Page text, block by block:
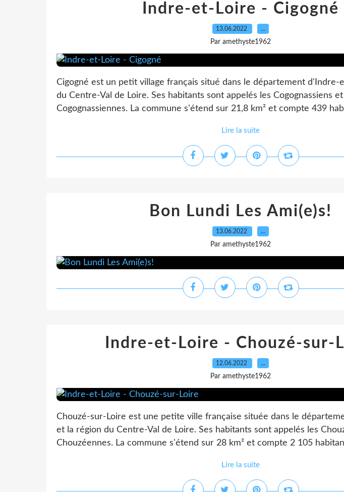
Indre-et-Loire - Cigogné
13.06.2022 …
Par amethyste1962
Cigogné est un petit village français situé dans le département d'Indre-
du Centre-Val de Loire. Ses habitants sont appelés les Cogognassiens
Cogognassiennes. La commune s'étend sur 21,8 km² et compte 439
Lire la suite
Bon Lundi Les Ami(e)s!
13.06.2022 …
Par amethyste1962
Indre-et-Loire - Chouzé-sur-
12.06.2022 …
Par amethyste1962
Chouzé-sur-Loire est une petite ville française située dans le
et la région du Centre-Val de Loire. Ses habitants sont appelés les
Chouzéennes. La commune s'étend sur 28 km² et compte 2 105
Lire la suite